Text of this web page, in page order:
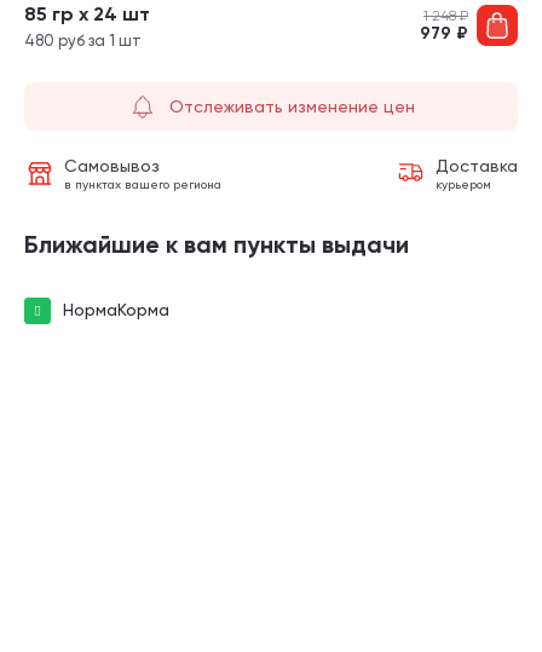
85 гр х 24 шт
480 руб за 1 шт
1 248₽
979 ₽
Отслеживать изменение цен
Самовывоз
в пунктах вашего региона
Доставка
курьером
Ближайшие к вам пункты выдачи
НормаКорма